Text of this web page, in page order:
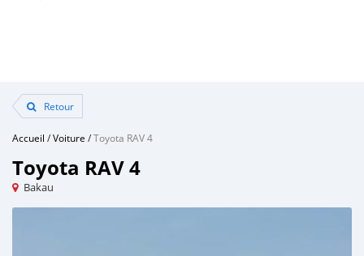
Retour
Accueil /Voiture /Toyota RAV 4
Toyota RAV 4
Bakau